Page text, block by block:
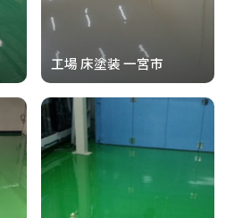
工場 床塗装 一宮市